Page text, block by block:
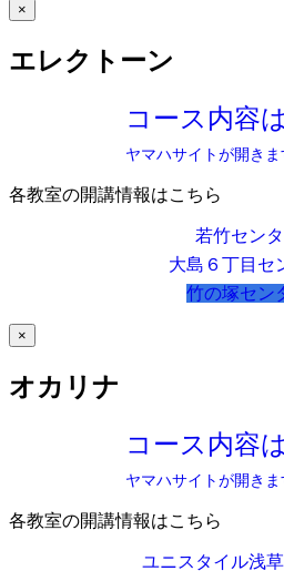
×
エレクトーン
コース内容
ヤマハサイトが開きま
各教室の開講情報はこちら
若竹セン
大島６丁目セ
竹の塚セン
×
オカリナ
コース内容
ヤマハサイトが開きま
各教室の開講情報はこちら
ユニスタイル浅